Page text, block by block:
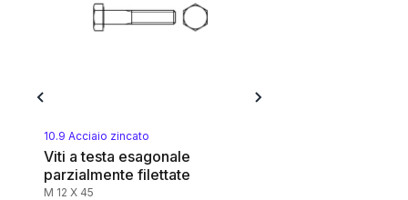
A4 rostfrei
8.8 Stahl blank
10.9 Acciaio zincato
Viti a testa esagonale
parzialmente filettate
M 12 X 45